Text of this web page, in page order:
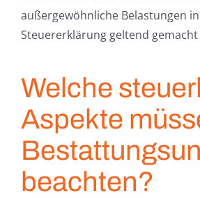
außergewöhnliche Belastungen
Steuererklärung geltend
Welche
Aspekte
beachten?